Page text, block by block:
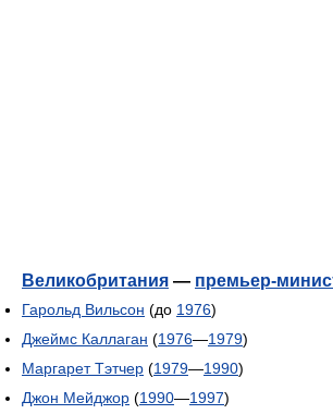
Великобритания — премьер-
Гарольд Вильсон (до 1976)
Джеймс Каллаган (1976—1979)
Маргарет Тэтчер (1979—1990)
Джон Мейджор (1990—1997)